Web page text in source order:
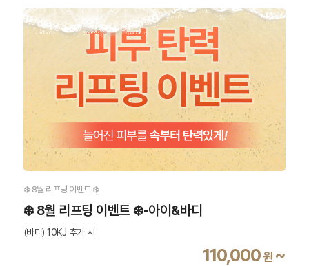
❄️ 8월 리프팅 이벤트 ❄️
❄️ 8월 리프팅 이벤트 ❄️-아이&바디
(바디) 10KJ 추가 시
110,000 원 ~